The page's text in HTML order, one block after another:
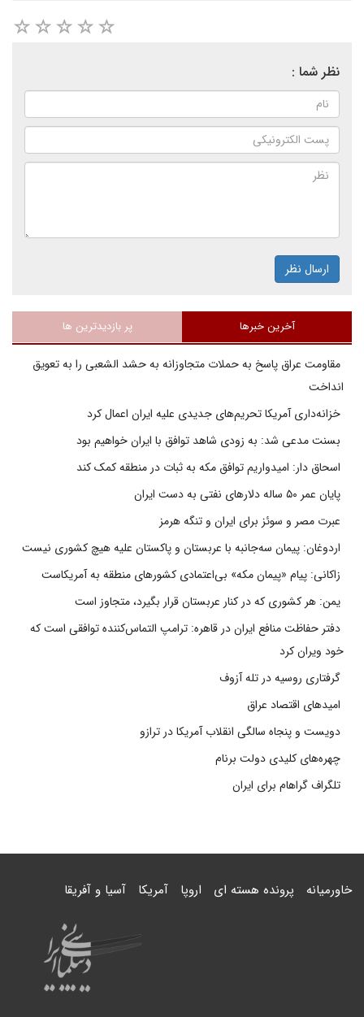
نظر شما :
ارسال نظر
آخرین خبرها پر بازدیدترین ها
مقاومت عراق پاسخ به حملات متجاوزانه به حشد الشعبی را به تعویق
انداخت
خزانه‌داری آمریکا تحریم‌های جدیدی علیه ایران اعمال کرد
بسنت مدعی شد: به زودی شاهد توافق با ایران خواهیم بود
اسحاق دار: امیدواریم توافق مکه به ثبات در منطقه کمک کند
پایان عمر ۵۰ ساله دلارهای نفتی به دست ایران
عبرت مصر و سوئز برای ایران و تنگه هرمز
اردوغان: پیمان سه‌جانبه با عربستان و پاکستان علیه هیچ کشوری نیست
زاکانی: پیام «پیمان مکه» بی‌اعتمادی کشورهای منطقه به آمریکاست
یمن: هر کشوری که در کنار عربستان قرار بگیرد، متجاوز است
دفتر حفاظت منافع ایران در قاهره: ترامپ التماس‌کننده توافقی است که
خود ویران کرد
گرفتاری روسیه در تله آزوف
امیدهای اقتصاد عراق
دویست و پنجاه سالگی انقلاب آمریکا در ترازو
چهره‌های کلیدی دولت برنام
تلگراف گراهام برای ایران
خاورمیانه پرونده هسته ای اروپا آمریکا آسیا و آفریقا